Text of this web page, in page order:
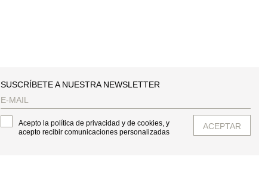
SUSCRÍBETE A NUESTRA NEWSLETTER
Acepto la política de privacidad y de cookies, y
acepto recibir comunicaciones personalizadas